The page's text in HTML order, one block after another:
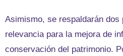
Asimismo, se respaldarán dos
relevancia para la mejora de
conservación del patrimonio.